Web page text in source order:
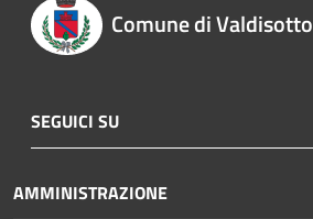
Comune di Valdisotto
SEGUICI SU
AMMINISTRAZIONE